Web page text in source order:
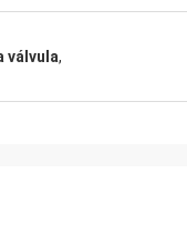
válvula,